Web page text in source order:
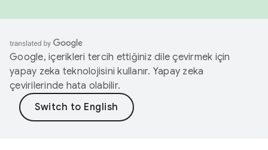
Google, içerikleri tercih ettiğiniz dile çevirmek için
yapay zeka teknolojisini kullanır. Yapay zeka
çevirilerinde hata olabilir.